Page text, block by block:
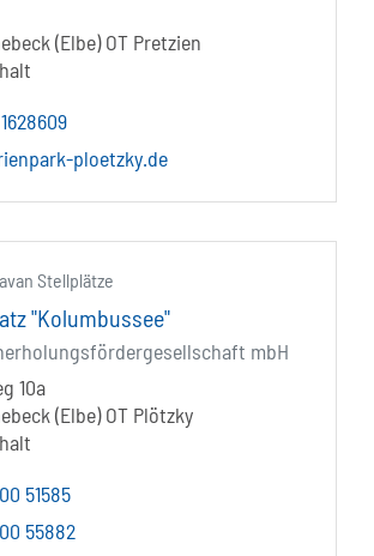
(Elbe) OT Pretzien
ploetzky.de
Stellplätze
"Kolumbussee"
mbH
10a
(Elbe) OT Plötzky
51585
55882